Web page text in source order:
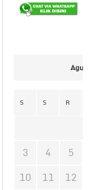
S S R
3 4 5
10
11 12